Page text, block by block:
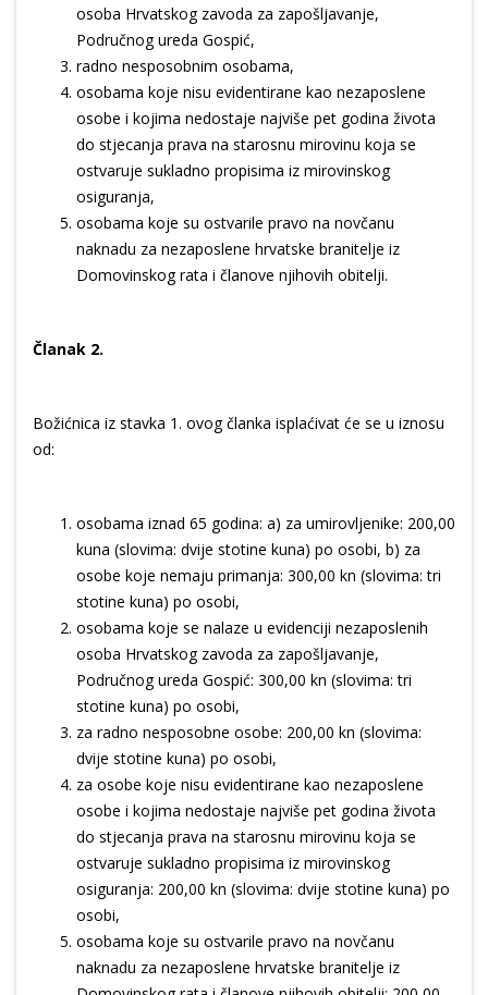
osoba Hrvatskog zavoda za zapošljavanje,
Područnog ureda Gospić,
radno nesposobnim osobama,
osobama koje nisu evidentirane kao nezaposlene
osobe i kojima nedostaje najviše pet godina života
do stjecanja prava na starosnu mirovinu koja se
ostvaruje sukladno propisima iz mirovinskog
osiguranja,
osobama koje su ostvarile pravo na novčanu
naknadu za nezaposlene hrvatske branitelje iz
Domovinskog rata i članove njihovih obitelji.
Članak 2.
Božićnica iz stavka 1. ovog članka isplaćivat će se u iznosu
od:
osobama iznad 65 godina: a) za umirovljenike: 200,00
kuna (slovima: dvije stotine kuna) po osobi, b) za
osobe koje nemaju primanja: 300,00 kn (slovima: tri
stotine kuna) po osobi,
osobama koje se nalaze u evidenciji nezaposlenih
osoba Hrvatskog zavoda za zapošljavanje,
Područnog ureda Gospić: 300,00 kn (slovima: tri
stotine kuna) po osobi,
za radno nesposobne osobe: 200,00 kn (slovima:
dvije stotine kuna) po osobi,
za osobe koje nisu evidentirane kao nezaposlene
osobe i kojima nedostaje najviše pet godina života
do stjecanja prava na starosnu mirovinu koja se
ostvaruje sukladno propisima iz mirovinskog
osiguranja: 200,00 kn (slovima: dvije stotine kuna) po
osobi,
osobama koje su ostvarile pravo na novčanu
naknadu za nezaposlene hrvatske branitelje iz